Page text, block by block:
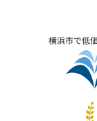
横浜市で低